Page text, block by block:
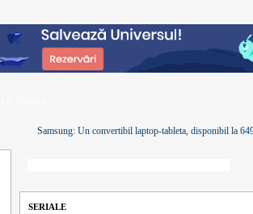
Samsung: Un convertibil laptop-tableta, disponibil la
SERIALE